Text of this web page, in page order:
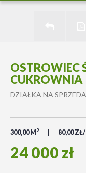
OSTROWIEC
CUKROWNIA
DZIAŁKA NA
300,00 M 2 80,00
24 000 zł